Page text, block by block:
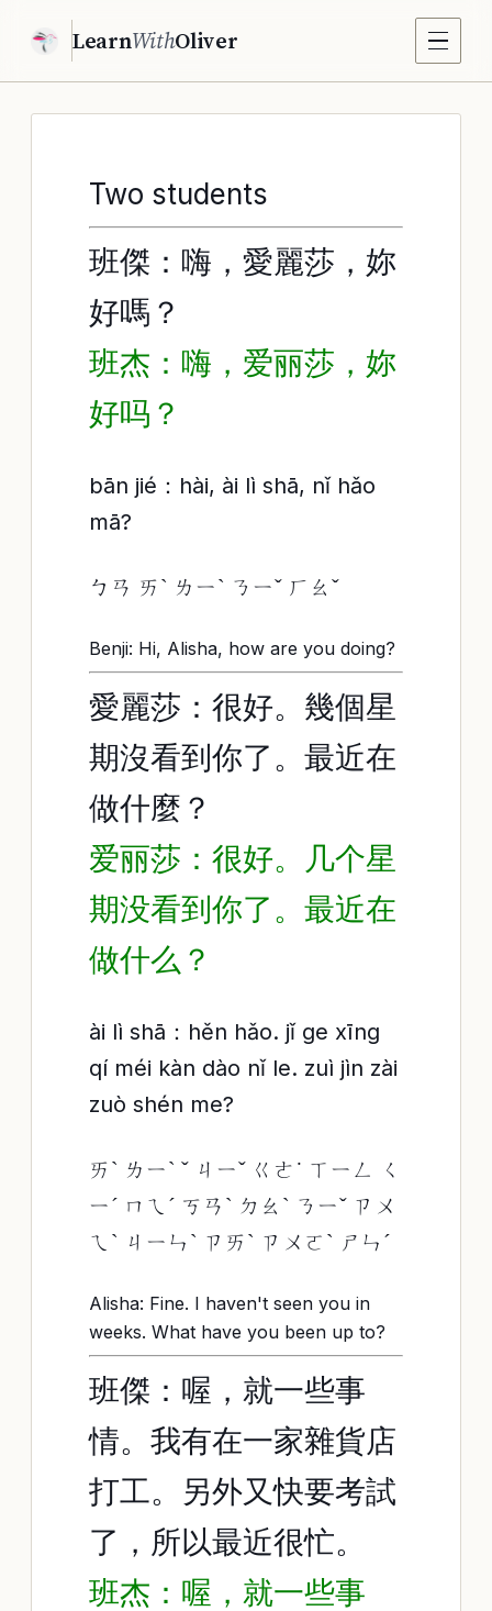
LearnWithOliver
Two students
班傑：嗨，愛麗莎，妳
好嗎？
班杰：嗨，爱丽莎，妳
好吗？
bān jié：hài, ài lì shā, nǐ hǎo
mā?
ㄅㄢ ㄞˋ ㄌㄧˋ ㄋㄧˇ ㄏㄠˇ
Benji: Hi, Alisha, how are you doing?
愛麗莎：很好。幾個星
期沒看到你了。最近在
做什麼？
爱丽莎：很好。几个星
期没看到你了。最近在
做什么？
ài lì shā：hěn hǎo. jǐ ge xīng
qí méi kàn dào nǐ le. zuì jìn zài
zuò shén me?
ㄞˋ ㄌㄧˋ ˇ ㄐㄧˇ ㄍㄜ˙ ㄒㄧㄥ ㄑ
ㄧˊ ㄇㄟˊ ㄎㄢˋ ㄉㄠˋ ㄋㄧˇ ㄗㄨ
ㄟˋ ㄐㄧㄣˋ ㄗㄞˋ ㄗㄨㄛˋ ㄕㄣˊ
Alisha: Fine. I haven't seen you in
weeks. What have you been up to?
班傑：喔，就一些事
情。我有在一家雜貨店
打工。另外又快要考試
了，所以最近很忙。
班杰：喔，就一些事